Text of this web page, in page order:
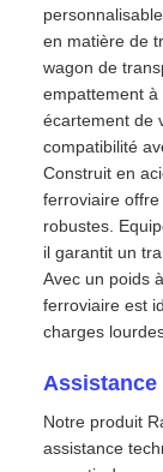
en matière de
wagon de
empattement
écartement de
compatibilité
Construit en
ferroviaire
robustes.
il garantit un
Avec un poids
ferroviaire est
charges
Assistance
Notre produit
assistance